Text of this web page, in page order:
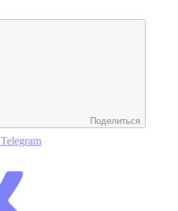
Поделиться
Telegram